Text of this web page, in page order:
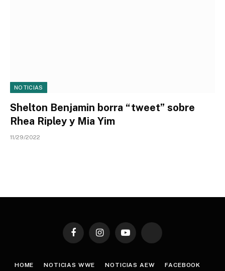
NOTICIAS
Shelton Benjamin borra “tweet” sobre
Rhea Ripley y Mia Yim
11/29/2022
FacebookInstagramYouTube TikTok
HOME NOTICIAS WWE NOTICIAS AEW FACEBOOK